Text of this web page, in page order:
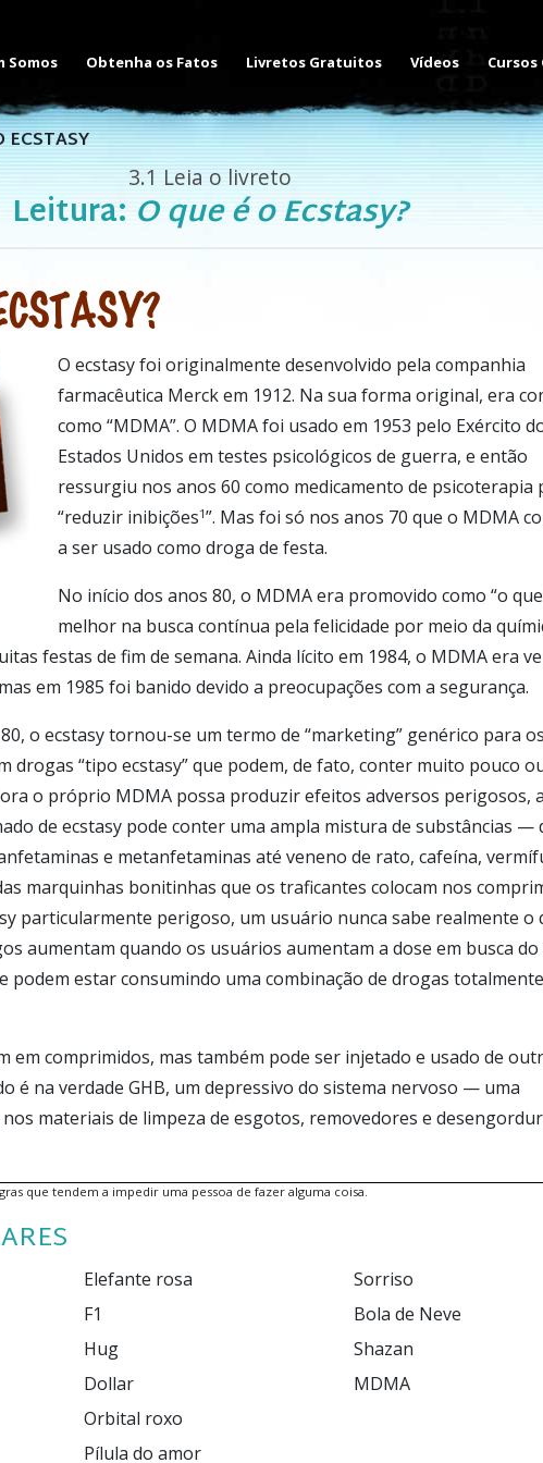
Somos Obtenha os Fatos Livretos Gratuitos Vídeos
ECSTASY
3.1 Leia o livreto
Leitura: O que é o Ecstasy?
O ecstasy foi originalmente desenvolvido pela companhia
farmacêutica Merck em 1912. Na sua forma original, era
como “MDMA”. O MDMA foi usado em 1953 pelo Exército
Estados Unidos em testes psicológicos de guerra, e então
ressurgiu nos anos 60 como medicamento de psicoterapia
“reduzir inibições1”. Mas foi só nos anos 70 que o MDMA
a ser usado como droga de festa.
No início dos anos 80, o MDMA era promovido como “o
melhor na busca contínua pela felicidade por meio da
festas de fim de semana. Ainda lícito em 1984, o MDMA era
em 1985 foi banido devido a preocupações com a segurança.
o ecstasy tornou-se um termo de “marketing” genérico para os
drogas “tipo ecstasy” que podem, de fato, conter muito pouco
o próprio MDMA possa produzir efeitos adversos perigosos,
de ecstasy pode conter uma ampla mistura de substâncias —
e metanfetaminas até veneno de rato, cafeína,
marquinhas bonitinhas que os traficantes colocam nos
particularmente perigoso, um usuário nunca sabe realmente o
aumentam quando os usuários aumentam a dose em busca
podem estar consumindo uma combinação de drogas totalmente
em comprimidos, mas também pode ser injetado e usado de
é na verdade GHB, um depressivo do sistema nervoso — uma
materiais de limpeza de esgotos, removedores e
que tendem a impedir uma pessoa de fazer alguma coisa.